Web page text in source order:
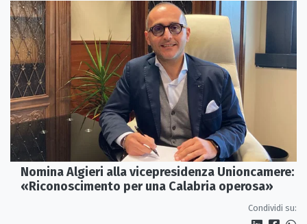
Nomina Algieri alla vicepresidenza Unioncamere:
«Riconoscimento per una Calabria operosa»
Condividi su: